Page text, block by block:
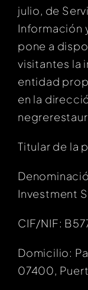
julio, de
Información
pone a
visitantes la
entidad
en la
Titular de la
Investment
CIF/NIF:
Domicilio:
07400,